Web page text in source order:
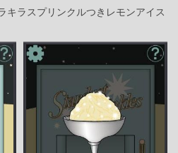
キラスプリンクルつきレモンアイス